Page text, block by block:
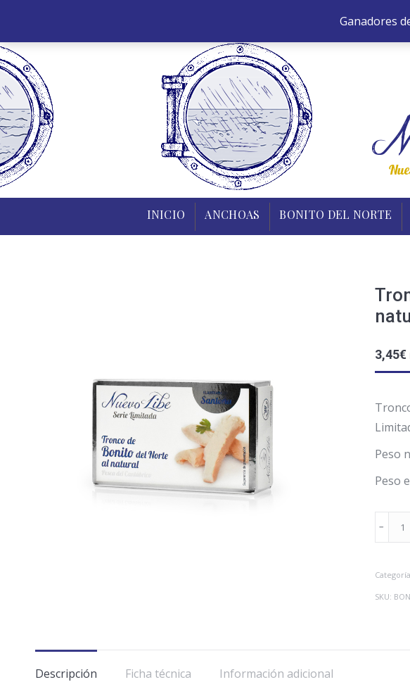
INICIO ANCHOAS BONITO DEL NORTE
3,45€
Peso
Peso
Tronco
de
del
Norte
SKU:
Descripción Ficha técnica Información adicional
Ganadores
ANCHOAS